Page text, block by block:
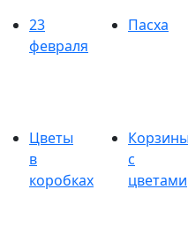
23
февраля
Пасха
Цветы
в
коробках
с
цветами